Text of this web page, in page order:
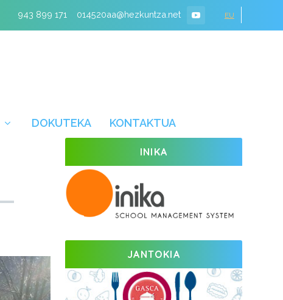
943 899 171 014520aa@hezkuntza.net EU
DOKUTEKA KONTAKTUA
INIKA
JANTOKIA